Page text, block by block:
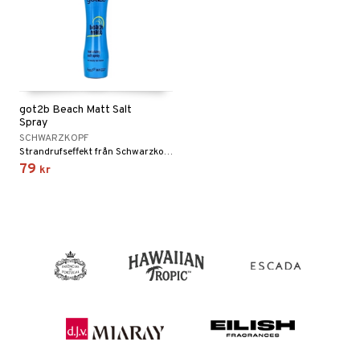
got2b Beach Matt Salt
Spray
SCHWARZKOPF
Strandrufseffekt från Schwarzkopf got2b
79 kr